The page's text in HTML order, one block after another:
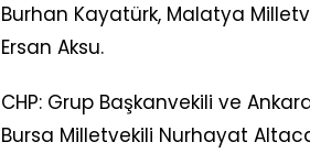
Burhan Kayatürk, Malatya
Ersan Aksu.
CHP: Grup Başkanvekili ve
Bursa Milletvekili Nurhayat